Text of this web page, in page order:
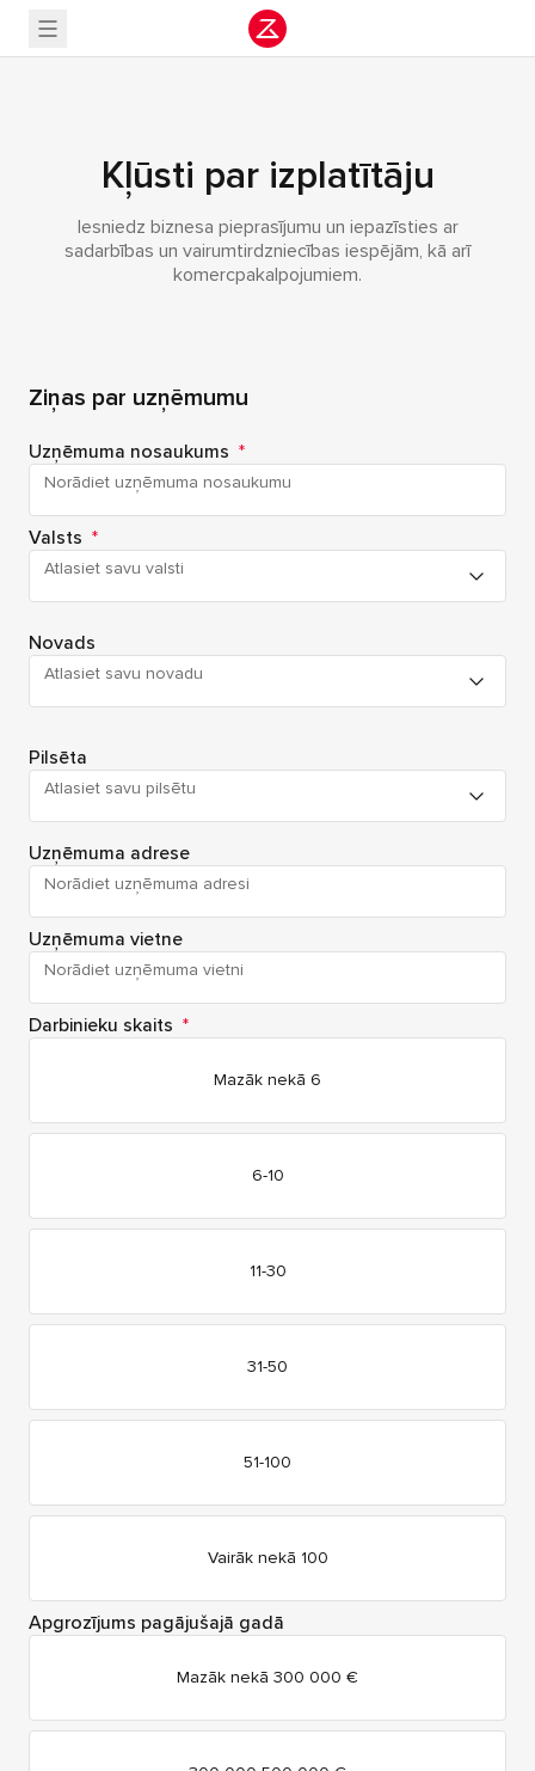
Kļūsti par izplatītāju
Iesniedz biznesa pieprasījumu un iepazīsties ar
sadarbības un vairumtirdzniecības iespējām, kā arī
komercpakalpojumiem.
Ziņas par uzņēmumu
Uzņēmuma nosaukums *
Valsts *
Atlasiet savu valsti
Novads
Atlasiet savu novadu
Pilsēta
Atlasiet savu pilsētu
Uzņēmuma adrese
Uzņēmuma vietne
Darbinieku skaits *
Mazāk nekā 6
6-10
11-30
31-50
51-100
Vairāk nekā 100
Apgrozījums pagājušajā gadā
Mazāk nekā 300 000 €